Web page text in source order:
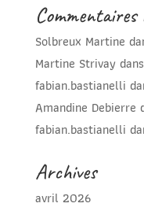
Solbreux Martine
Martine Strivay dans
fabian.bastianelli
Amandine Debierre
fabian.bastianelli
Archives
avril 2026